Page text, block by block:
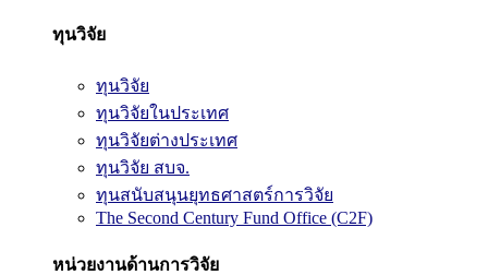
ทุนวิจัย
ทุนวิจัย
ทุนวิจัยในประเทศ
ทุนวิจัยต่างประเทศ
ทุนวิจัย สบจ.
ทุนสนับสนุนยุทธศาสตร์การวิจัย
The Second Century Fund Office (C2F)
หน่วยงานด้านการวิจัย